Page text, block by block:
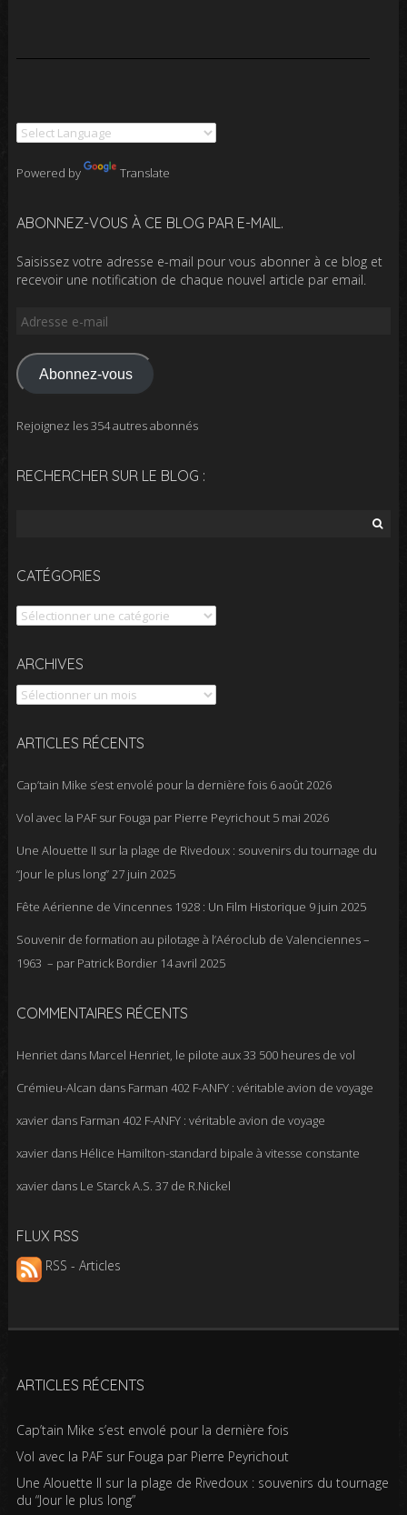
Powered by Translate
ABONNEZ-VOUS À CE BLOG PAR E-MAIL.
Saisissez votre adresse e-mail pour vous abonner à ce blog et
recevoir une notification de chaque nouvel article par email.
Adresse
mail
Abonnez-vous
Rejoignez les 354 autres abonnés
RECHERCHER SUR LE BLOG :
CATÉGORIES
Catégories
ARCHIVES
Archives
ARTICLES RÉCENTS
Cap’tain Mike s’est envolé pour la dernière fois 6 août 2026
Vol avec la PAF sur Fouga par Pierre Peyrichout 5 mai 2026
Une Alouette II sur la plage de Rivedoux : souvenirs du tournage du
“Jour le plus long”27 juin 2025
Fête Aérienne de Vincennes 1928 : Un Film Historique 9 juin 2025
Souvenir de formation au pilotage à l’Aéroclub de Valenciennes –
1963 – par Patrick Bordier 14 avril 2025
COMMENTAIRES RÉCENTS
Henrietdans Marcel Henriet, le pilote aux 33 500 heures de vol
Crémieu-Alcan dans Farman 402 F-ANFY : véritable avion de voyage
xavierdans Farman 402 F-ANFY : véritable avion de voyage
xavierdans Hélice Hamilton-standard bipale à vitesse constante
xavierdans Le Starck A.S. 37 de R.Nickel
FLUX RSS
RSS - Articles
ARTICLES RÉCENTS
Cap’tain Mike s’est envolé pour la dernière fois
Vol avec la PAF sur Fouga par Pierre Peyrichout
Une Alouette II sur la plage de Rivedoux : souvenirs du tournage
du “Jour le plus long”